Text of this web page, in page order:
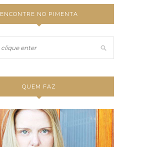
ENCONTRE NO PIMENTA
QUEM FAZ